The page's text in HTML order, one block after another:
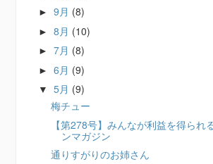
►9月 (8)
►8月 (10)
►7月 (8)
►6月 (9)
▼5月 (9)
梅チュー
【第278号】みんなが利益を得られ
ンマガジン
通りすがりのお姉さん